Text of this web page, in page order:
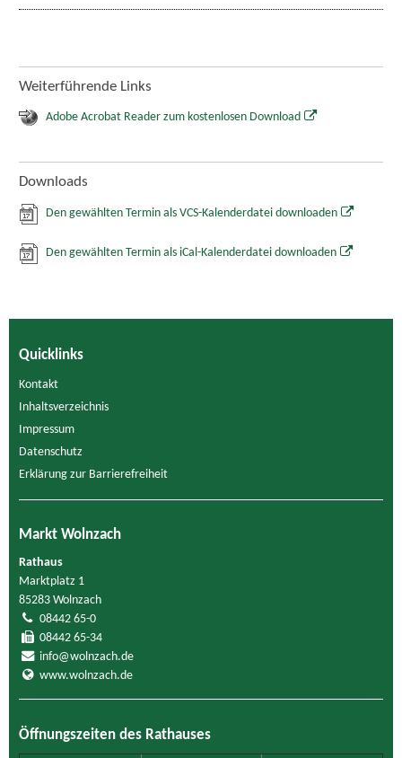
Weiterführende Links
Adobe Acrobat Reader zum kostenlosen Download
Downloads
Den gewählten Termin als VCS-Kalenderdatei downloaden
Den gewählten Termin als iCal-Kalenderdatei downloaden
Quicklinks
Kontakt
Inhaltsverzeichnis
Impressum
Datenschutz
Erklärung zur Barrierefreiheit
Markt Wolnzach
Rathaus
Marktplatz 1
85283 Wolnzach
08442 65-0
08442 65-34
info@wolnzach.de
www.wolnzach.de
Öffnungszeiten des Rathauses